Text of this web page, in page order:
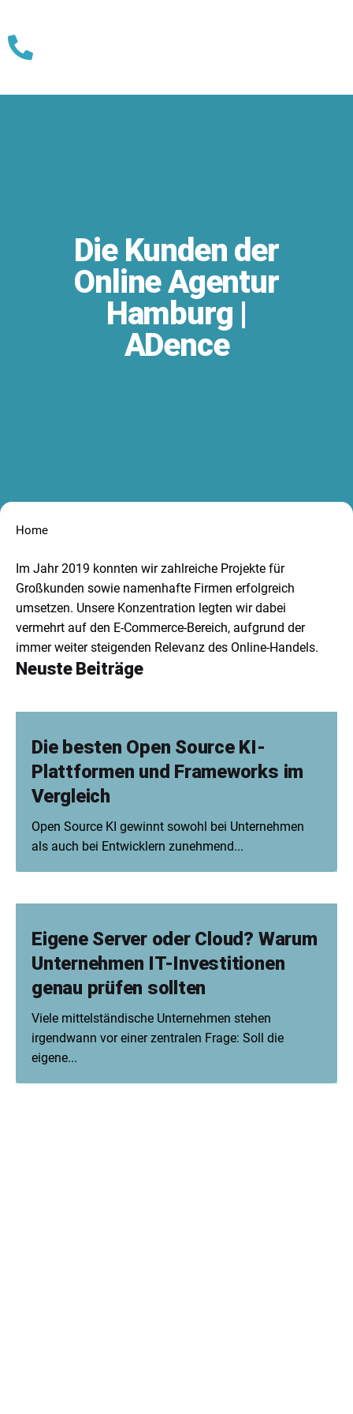
Skip
Die Kunden der
Online Agentur
Hamburg |
ADence
Home
Im Jahr 2019 konnten wir zahlreiche Projekte für
Großkunden sowie namenhafte Firmen erfolgreich
umsetzen. Unsere Konzentration legten wir dabei
vermehrt auf den E-Commerce-Bereich, aufgrund der
immer weiter steigenden Relevanz des Online-Handels.
Neuste Beiträge
Die besten Open Source KI-
Plattformen und Frameworks im
Vergleich
Open Source KI gewinnt sowohl bei Unternehmen
als auch bei Entwicklern zunehmend...
Eigene Server oder Cloud? Warum
Unternehmen IT-Investitionen
genau prüfen sollten
Viele mittelständische Unternehmen stehen
irgendwann vor einer zentralen Frage: Soll die
eigene...